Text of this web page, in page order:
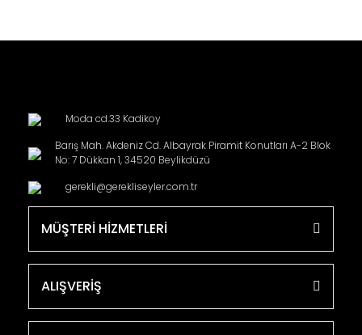
Moda cd.33 Kadikoy
Barış Mah. Akdeniz Cd. Albayrak Piramit Konutları A-2 Blok
No: 7 Dükkan 1, 34520 Beylikdüzü
gerekli@gerekliseyler.com.tr
MÜŞTERİ HİZMETLERİ
ALIŞVERİŞ